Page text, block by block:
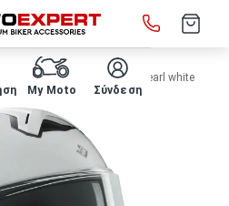
My Moto Σύνδεση
URBANO - Fastflip pearl white